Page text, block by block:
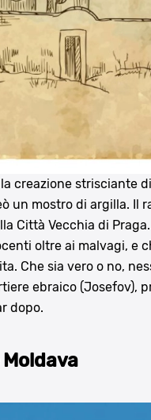
creazione strisciante
un mostro di argilla. Il
Città Vecchia di
oltre ai malvagi, e
Che sia vero o no,
ebraico (Josefov),
dopo.